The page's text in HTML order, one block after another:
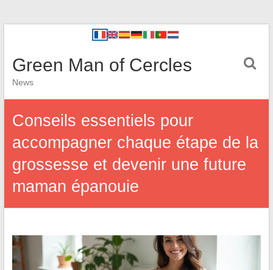
Green Man of Cercles
News
Conseils essentiels pour
accompagner chaque étape de la
grossesse et devenir une future
maman épanouie